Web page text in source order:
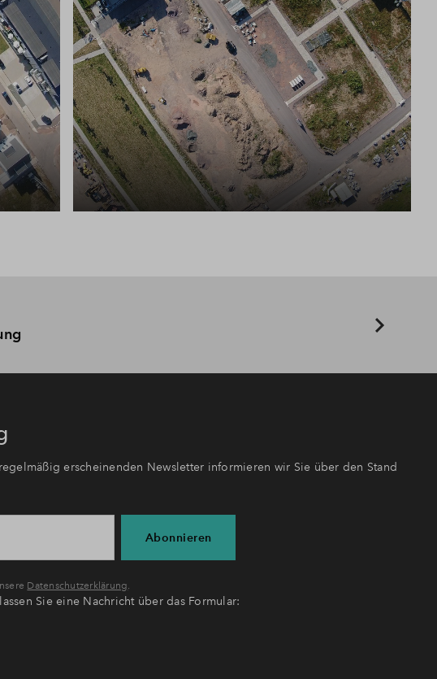
erscheinenden Newsletter informieren wir Sie über den Stand
Abonnieren
Datenschutzerklärung.
Sie eine Nachricht über das Formular: